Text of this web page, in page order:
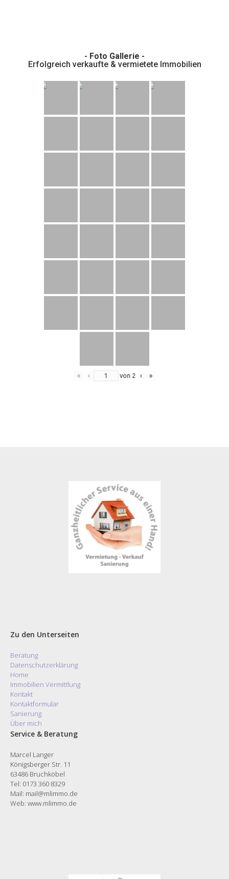
- Foto Gallerie -
Erfolgreich verkaufte & vermietete Immobilien
« ‹ von 2 › »
Zu den Unterseiten
Beratung
Datenschutzerklärung
Home
Immobilien Vermittlung
Kontakt
Kontaktformular
Sanierung
Über mich
Service & Beratung
Marcel Langer
Königsberger Str. 11
63486 Bruchköbel
Tel: 0173 360 8329
Mail: mail@mlimmo.de
Web: www.mlimmo.de